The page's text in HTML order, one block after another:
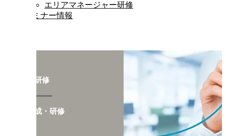
エリアマネージャー研修
セミナー情報
テーマ研修
人材育成・研修